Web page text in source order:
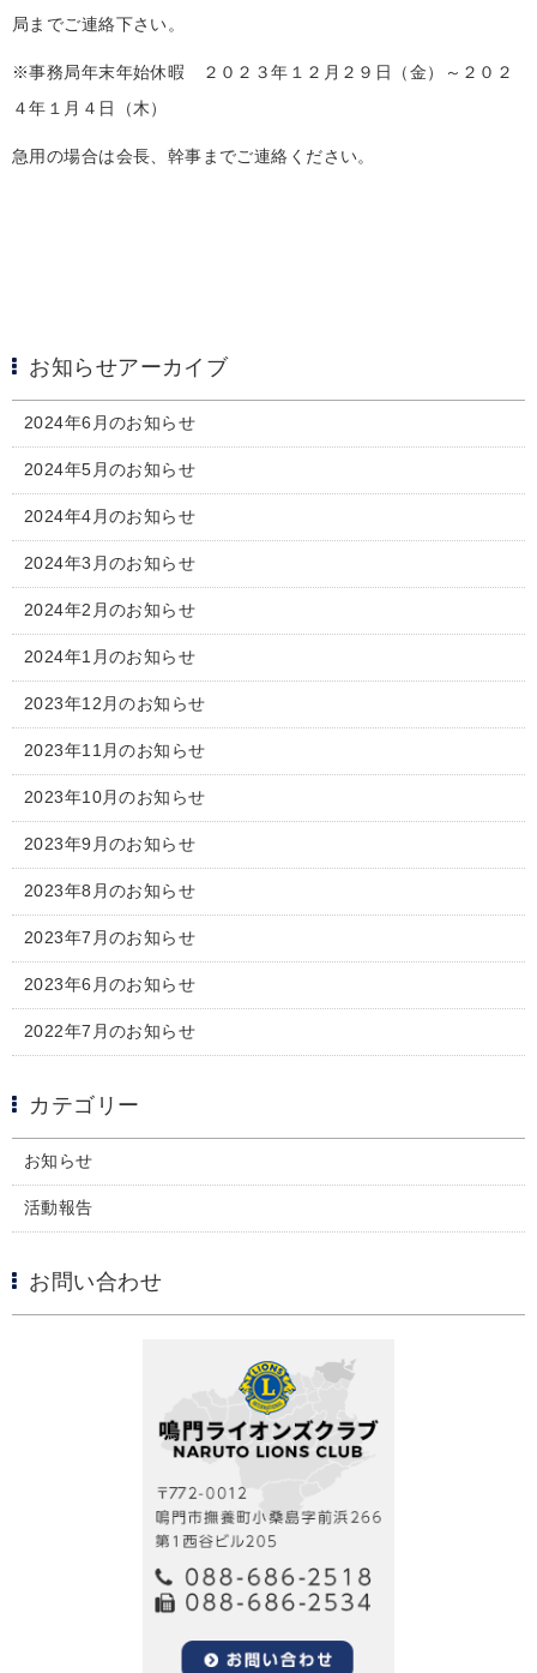
局までご連絡下さい。
※事務局年末年始休暇 ２０２３年１２月２９日（金）～２０２
４年１月４日（木）
急用の場合は会長、幹事までご連絡ください。
お知らせアーカイブ
2024年6月のお知らせ
2024年5月のお知らせ
2024年4月のお知らせ
2024年3月のお知らせ
2024年2月のお知らせ
2024年1月のお知らせ
2023年12月のお知らせ
2023年11月のお知らせ
2023年10月のお知らせ
2023年9月のお知らせ
2023年8月のお知らせ
2023年7月のお知らせ
2023年6月のお知らせ
2022年7月のお知らせ
カテゴリー
お知らせ
活動報告
お問い合わせ